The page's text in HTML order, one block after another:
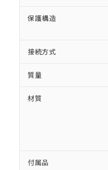
保護構造
接続方式
質量
材質
付属品